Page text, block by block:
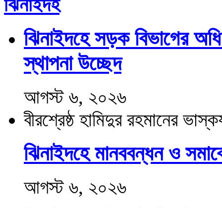
ঝিনাইদহ
ঝিনাইদহে সড়ক বিভাগের
স্থাপনা উচ্ছেদ
আগস্ট ৬, ২০২৬
বীরশ্রেষ্ঠ হামিদুর রহমানের
ঝিনাইদহে মানববন্ধন ও
আগস্ট ৬, ২০২৬